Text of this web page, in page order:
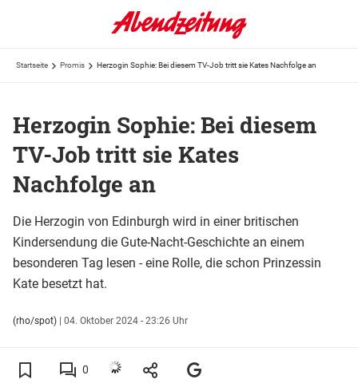
Startseite Promis Herzogin Sophie: Bei diesem TV-Job tritt sie Kates Nachfolge an
Herzogin Sophie: Bei diesem
TV-Job tritt sie Kates
Nachfolge an
Die Herzogin von Edinburgh wird in einer britischen
Kindersendung die Gute-Nacht-Geschichte an einem
besonderen Tag lesen - eine Rolle, die schon Prinzessin
Kate besetzt hat.
(rho/spot) | 04. Oktober 2024 - 23:26 Uhr
0